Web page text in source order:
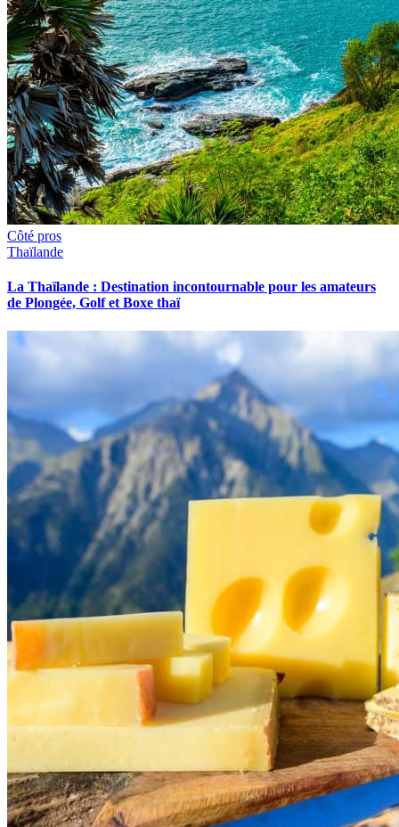
Côté pros
Thaïlande
La Thaïlande : Destination incontournable pour les amateurs
de Plongée, Golf et Boxe thaï